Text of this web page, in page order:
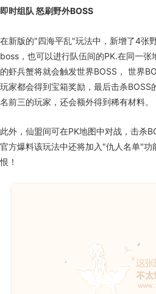
即时组队 怒刷野外BOSS
在新版的"四海平乱"玩法中，新增了4张
boss，也可以进行队伍间的PK.在同一
的虾兵蟹将就会触发世界BOSS， 世界
玩家都会得到宝箱奖励，最后击杀BOSS
名前三的玩家，还会额外得到稀有材料。
此外，仙盟间可在PK地图中对战，击杀
官方爆料该玩法中还将加入"仇人名单"
恨！